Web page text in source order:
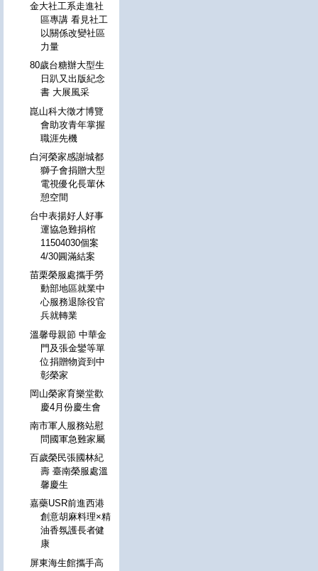
金大社工系走進社
區專講 看見社工
以關係改變社區
力量
80歲台糖辦大型生
日趴又出版紀念
書 大展風采
崑山科大徵才博覽
會助攻青年掌握
職涯先機
白河榮家感謝城都
獅子會捐贈大型
電視優化長輩休
憩空間
台中表揚好人好事
運協急難捐棺
11504030個案
4/30圓滿結案
苗栗榮服處攜手勞
動部地區就業中
心服務退除役官
兵就轉業
溫馨母親節 中華金
門及張金鑾等單
位捐贈物資到中
彰榮家
岡山榮家育樂堂歡
慶4月份慶生會
南市軍人服務站慰
問國軍急難家屬
百歲榮民張國林紀
壽 臺南榮服處溫
馨慶生
嘉藥USR前進西港
創意胡麻料理×精
油香氛護長者健
康
屏東海生館攜手高